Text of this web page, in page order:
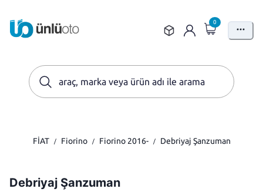
0
FİAT / Fiorino / Fiorino 2016- / Debriyaj Şanzuman
Debriyaj Şanzuman